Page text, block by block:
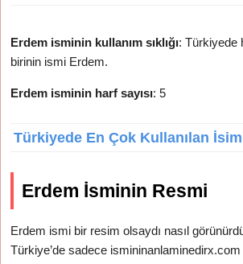
Erdem isminin kullanım sıklığı: Türkiyede
birinin ismi Erdem.
Erdem isminin harf sayısı: 5
Türkiyede En Çok Kullanılan
Erdem İsminin Resmi
Erdem ismi bir resim olsaydı nasıl
Türkiye’de sadece